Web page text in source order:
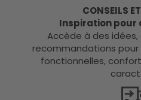
CONSEILS
Inspiration pour
Accède à des
recommandations
fonctionnelles,